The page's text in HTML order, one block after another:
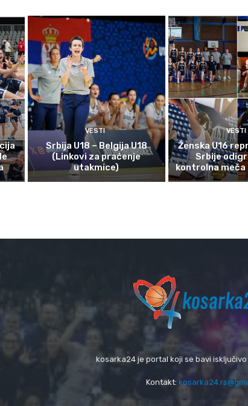
VESTI
Srbija U18 – Belgija U18
(Linkovi za praćenje
utakmice)
VESTI
Ženska U16
Srbije
kontrolna meča
kosarka24 je portal koji se bavi
Kontakt: